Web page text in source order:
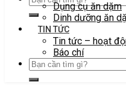
Dụng cụ ăn dặm
Dinh dưỡng ăn
TIN TỨC
Tin tức – hoạt
Báo chí